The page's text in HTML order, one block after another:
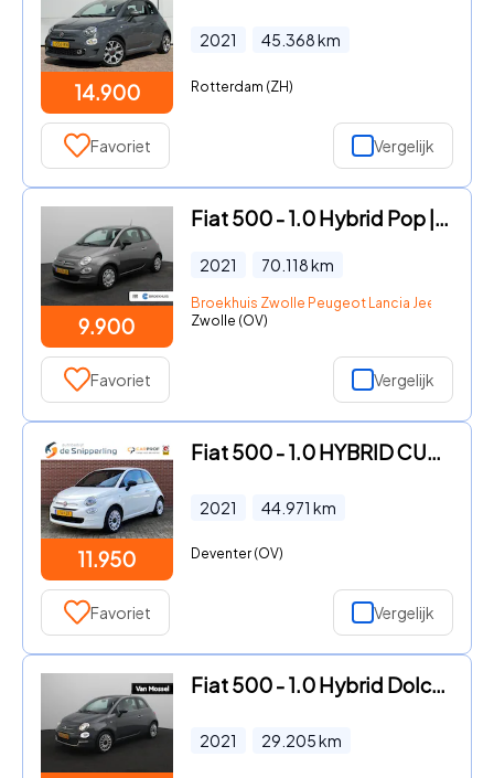
14.900
2021 45.368km
Rotterdam (ZH)
Favoriet Vergelijk
9.900
Fiat 500 - 1.0 Hybrid Pop | Airco | Alarm klasse 1(startblokkering) | A
2021 70.118km
Broekhuis Zwolle Peugeot Lancia Jeep Fiat
Zwolle (OV)
Favoriet Vergelijk
11.950
Fiat 500 - 1.0 HYBRID CULT NAV PDC CARPLAY DAB AIRCO LICHTMETALEN VELGE
2021 44.971 km
Deventer (OV)
Favoriet Vergelijk
Fiat 500 - 1.0 Hybrid Dolcevita | Airco | Apple Carplay | Panoramadak |
2021 29.205km